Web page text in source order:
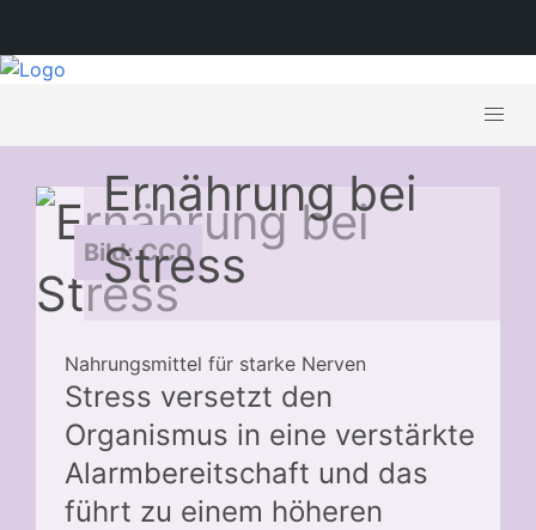
Bild: CC0
Ernährung bei
Stress
Nahrungsmittel für starke Nerven
Stress versetzt den
Organismus in eine verstärkte
Alarmbereitschaft und das
führt zu einem höheren